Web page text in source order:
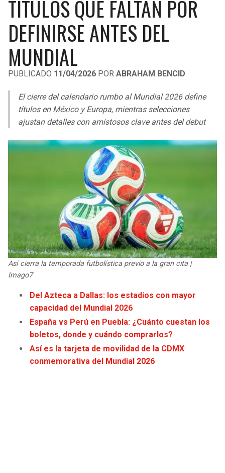
LIGA DE EXPANSIÓN MX
LEAGUES CUP
UEFA EUROPA LEAGUE
UEFA CONFERENCE LEAGUE
MLS
COPA LIBERTADORES
COPA SUDAMERICANA
LIGA BETPLAY
OTRAS LIGAS
RAIDERS
CHARGERS
RAVENS
JAGUARS
TITANS
GIANTS
EAGLES
COMMANDERS
CAVALIERS
PISTONS
PACERS
WIZARDS
WARRIORS
LAKERS
SUNS
KINGS
TÍTULOS QUE FALTAN POR
DEFINIRSE ANTES DEL
MUNDIAL
PUBLICADO 11/04/2026 POR ABRAHAM BENCID
El cierre del calendario rumbo al Mundial 2026 define
títulos en México y Europa, mientras selecciones
ajustan detalles con amistosos clave antes del debut
Así cierra la temporada futbolística previo a la gran cita |
Imago7
Del Azteca a Dallas: los estadios con mayor
capacidad del Mundial 2026
España vs Perú en Puebla: ¿Cuánto cuestan los
boletos, donde y cuándo comprarlos?
Así es la tarjeta de movilidad de la CDMX
conmemorativa del Mundial 2026